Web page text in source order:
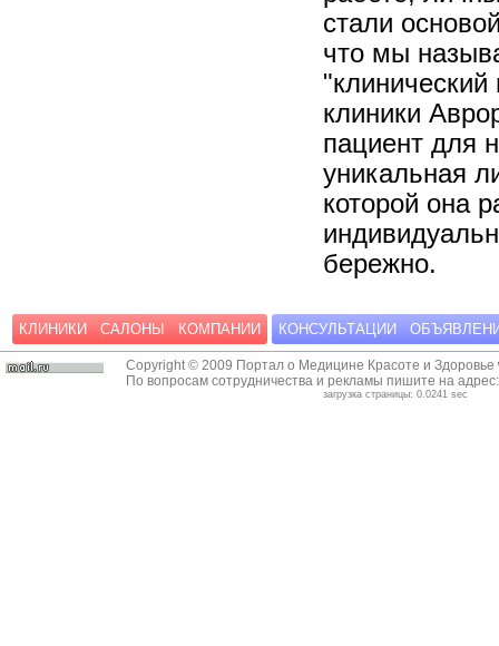
стали
что мы
"клинический
клиники
пациент для
уникальная
которой она
бережно.
КЛИНИКИ САЛОНЫ КОМПАНИИ КОНСУЛЬТАЦИИ
Copyright © 2009 Портал о Медицине Красоте и Здоровье
По вопросам сотрудничества и рекламы пишите на
загрузка страницы: 0.0241 sec